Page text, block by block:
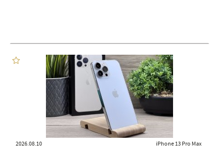
2026.08.10 iPhone 13 Pro Max